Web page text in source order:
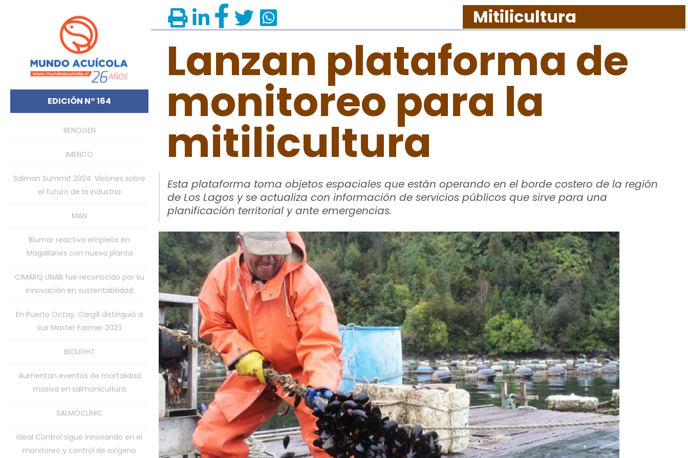
EDICIÓN N° 164
RENOGEN
IMENCO
Salmon Summit 2024: Visiones sobre
el futuro de la industria
MAN
Blumar reactiva empleos en
Magallanes con nueva planta
CIMARQ UNAB fue reconocido por su
innovación en sustentabilidad
En Puerto Octay, Cargill distinguió a
sus Master Farmer 2023
BIOLIGHT
Aumentan eventos de mortalidad
masiva en salmonicultura
SALMOCLINIC
Ideal Control sigue innovando en el
monitoreo y control de oxígeno
Mitilicultura
Lanzan plataforma de
monitoreo para la
mitilicultura
Esta plataforma toma objetos espaciales que están operando en el borde costero de la región
de Los Lagos y se actualiza con información de servicios públicos que sirve para una
planificación territorial y ante emergencias.